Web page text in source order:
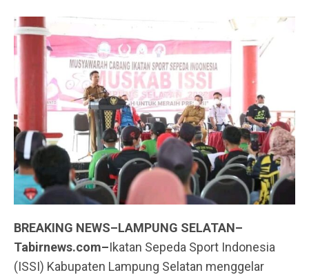
BREAKING NEWS–LAMPUNG SELATAN–
Tabirnews.com–Ikatan Sepeda Sport Indonesia
(ISSI) Kabupaten Lampung Selatan menggelar